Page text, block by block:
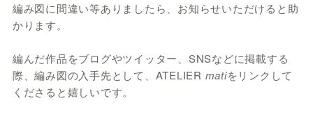
編み図に間違い等ありましたら、お知らせいただけると助
かります。
編んだ作品をブログやツイッター、SNSなどに掲載する
際、編み図の入手先として、ATELIER matiをリンクして
くださると嬉しいです。